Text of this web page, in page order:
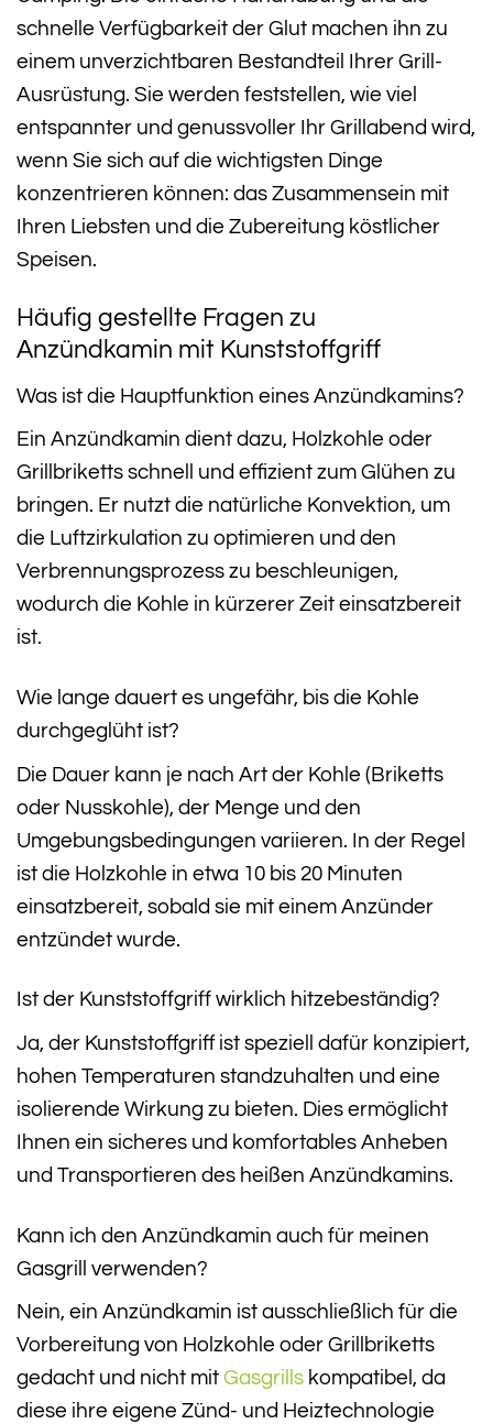
schnelle Verfügbarkeit der Glut machen ihn zu
einem unverzichtbaren Bestandteil Ihrer Grill-
Ausrüstung. Sie werden feststellen, wie viel
entspannter und genussvoller Ihr Grillabend wird,
wenn Sie sich auf die wichtigsten Dinge
konzentrieren können: das Zusammensein mit
Ihren Liebsten und die Zubereitung köstlicher
Speisen.
Häufig gestellte Fragen zu
Anzündkamin mit Kunststoffgriff
Was ist die Hauptfunktion eines Anzündkamins?
Ein Anzündkamin dient dazu, Holzkohle oder
Grillbriketts schnell und effizient zum Glühen zu
bringen. Er nutzt die natürliche Konvektion, um
die Luftzirkulation zu optimieren und den
Verbrennungsprozess zu beschleunigen,
wodurch die Kohle in kürzerer Zeit einsatzbereit
ist.
Wie lange dauert es ungefähr, bis die Kohle
durchgeglüht ist?
Die Dauer kann je nach Art der Kohle (Briketts
oder Nusskohle), der Menge und den
Umgebungsbedingungen variieren. In der Regel
ist die Holzkohle in etwa 10 bis 20 Minuten
einsatzbereit, sobald sie mit einem Anzünder
entzündet wurde.
Ist der Kunststoffgriff wirklich hitzebeständig?
Ja, der Kunststoffgriff ist speziell dafür konzipiert,
hohen Temperaturen standzuhalten und eine
isolierende Wirkung zu bieten. Dies ermöglicht
Ihnen ein sicheres und komfortables Anheben
und Transportieren des heißen Anzündkamins.
Kann ich den Anzündkamin auch für meinen
Gasgrill verwenden?
Nein, ein Anzündkamin ist ausschließlich für die
Vorbereitung von Holzkohle oder Grillbriketts
gedacht und nicht mit Gasgrills kompatibel, da
diese ihre eigene Zünd- und Heiztechnologie